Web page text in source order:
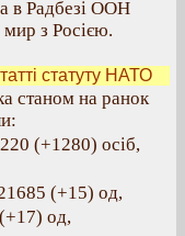
в Радбезі ООН
з Росією.
статуту НАТО
станом на ранок
(+1280) осіб,
(+15) од,
од,